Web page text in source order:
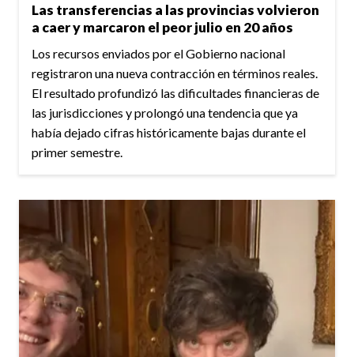
Las transferencias a las provincias volvieron
a caer y marcaron el peor julio en 20 años
Los recursos enviados por el Gobierno nacional
registraron una nueva contracción en términos reales.
El resultado profundizó las dificultades financieras de
las jurisdicciones y prolongó una tendencia que ya
había dejado cifras históricamente bajas durante el
primer semestre.